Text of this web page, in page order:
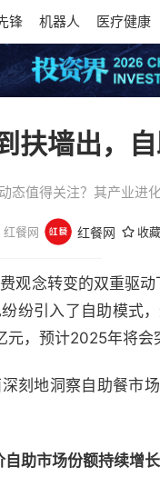
锋 机器人 医疗健康
扶墙出，
态值得关注？其产业进
红餐网 红餐网 收藏
观念转变的双重驱
纷引入了自助模式
，预计2025年将会
刻地洞察自助餐市
自助市场份额持续增长